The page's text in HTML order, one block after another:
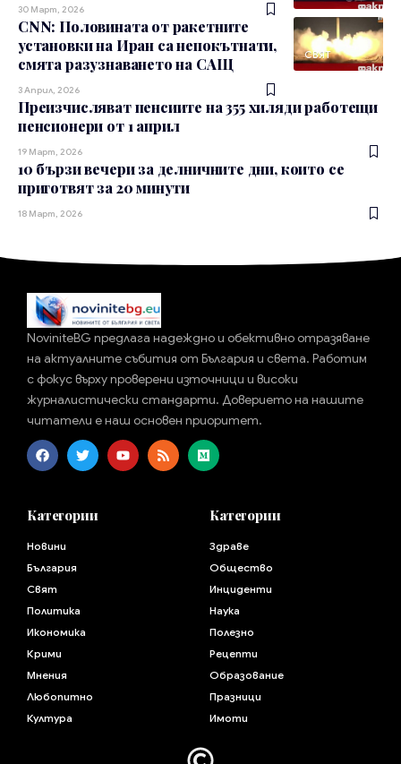
30 Март, 2026
СВЯТ
CNN: Половината от ракетните
установки на Иран са непокътнати,
смята разузнаването на САЩ
3 Април, 2026
Преизчисляват пенсиите на 355 хиляди работещи
пенсионери от 1 април
19 Март, 2026
10 бързи вечери за делничните дни, които се
приготвят за 20 минути
18 Март, 2026
NoviniteBG предлага надеждно и обективно отразяване
на актуалните събития от България и света. Работим
с фокус върху проверени източници и високи
журналистически стандарти. Доверието на нашите
читатели е наш основен приоритет.
Категории
Новини
България
Свят
Политика
Икономика
Крими
Мнения
Любопитно
Култура
Категории
Здраве
Общество
Инциденти
Наука
Полезно
Рецепти
Образование
Празници
Имоти